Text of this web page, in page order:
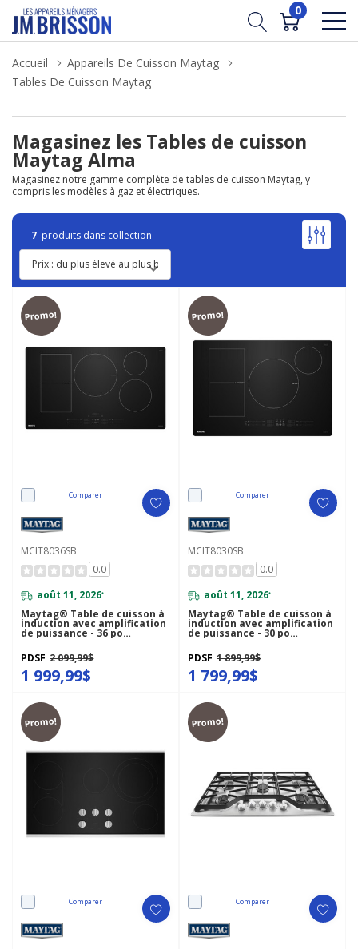
0
Accueil
Appareils De Cuisson Maytag
Tables De Cuisson Maytag
Magasinez les Tables de cuisson
Maytag Alma
Magasinez notre gamme complète de tables de cuisson Maytag, y
compris les modèles à gaz et électriques.
7 produits dans collection
Promo!
Comparer
MCIT8036SB
0.0
août 11, 2026*
Maytag® Table de cuisson à
induction avec amplification
de puissance - 36 po
MCIT8036SB
PDSF 2 099,99$
1 999,99$
Promo!
Comparer
MCIT8030SB
0.0
août 11, 2026*
Maytag® Table de cuisson à
induction avec amplification
de puissance - 30 po
MCIT8030SB
PDSF 1 899,99$
1 799,99$
Promo!
Comparer
Promo!
Comparer